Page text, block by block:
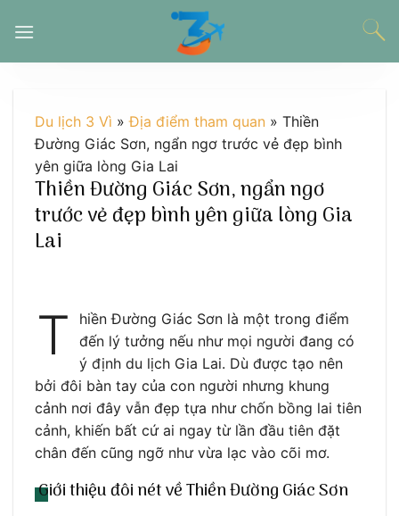
đến
Du lịch 3 Vì »Địa điểm tham quan » Thiền
Đường Giác Sơn, ngẩn ngơ trước vẻ đẹp bình
yên giữa lòng Gia Lai
Thiền Đường Giác Sơn, ngẩn ngơ
trước vẻ đẹp bình yên giữa lòng Gia
Lai
T
hiền Đường Giác Sơn là một trong điểm
đến lý tưởng nếu như mọi người đang có
ý định du lịch Gia Lai. Dù được tạo nên
bởi đôi bàn tay của con người nhưng khung
cảnh nơi đây vẫn đẹp tựa như chốn bồng lai tiên
cảnh, khiến bất cứ ai ngay từ lần đầu tiên đặt
chân đến cũng ngỡ như vừa lạc vào cõi mơ.
Giới thiệu đôi nét về Thiền Đường Giác Sơn